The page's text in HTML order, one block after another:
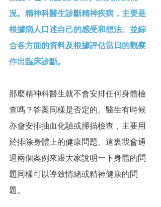
況。精神科醫生診斷精神疾病，主要是
根據病人口述自己的感受和想法、並綜
合各方面的資料及根據評估當日的觀察
作出臨床診斷。
那麼精神科醫生就不會安排任何身體檢
查嗎？答案同樣是否定的。醫生有時候
亦會安排抽血化驗或掃描檢查，主要用
於排除身體上的健康問題。這裏我會通
過兩個案例來跟大家說明一下身體的問
題同樣可以導致情緒或精神健康的問
題。